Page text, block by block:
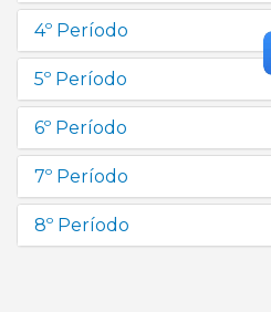
4º Período
5º Período
6º Período
7º Período
8º Período